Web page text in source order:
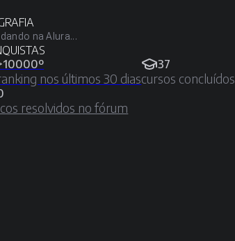
na Alura...
nos últimos 30 dias
37
cursos concluídos
resolvidos no fórum